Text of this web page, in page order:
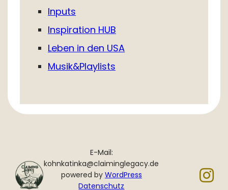
Inputs
Inspiration HUB
Leben in den USA
Musik&Playlists
E-Mail:
kohnkatinka@claiminglegacy.de
powered by WordPress
Datenschutz